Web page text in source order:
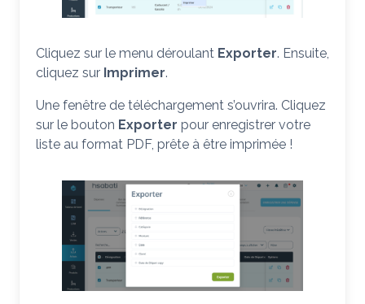
Cliquez sur le menu déroulant Exporter. Ensuite,
cliquez sur Imprimer.
Une fenêtre de téléchargement s’ouvrira. Cliquez
sur le bouton Exporter pour enregistrer votre
liste au format PDF, prête à être imprimée !